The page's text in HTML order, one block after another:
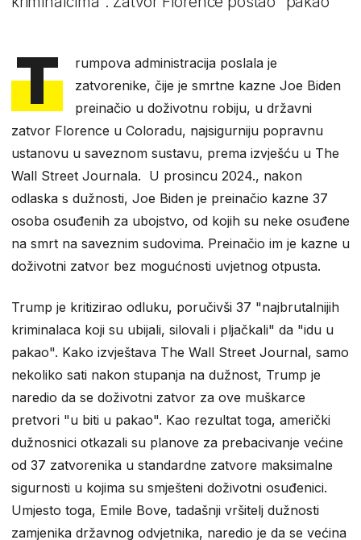
T
rumpova administracija poslala je
zatvorenike, čije je smrtne kazne Joe Biden
preinačio u doživotnu robiju, u državni
zatvor Florence u Coloradu, najsigurniju popravnu
ustanovu u saveznom sustavu, prema izvješću u The
Wall Street Journala. U prosincu 2024., nakon
odlaska s dužnosti, Joe Biden je preinačio kazne 37
osoba osuđenih za ubojstvo, od kojih su neke osuđene
na smrt na saveznim sudovima. Preinačio im je kazne u
doživotni zatvor bez mogućnosti uvjetnog otpusta.
Trump je kritizirao odluku, poručivši 37 "najbrutalnijih
kriminalaca koji su ubijali, silovali i pljačkali" da "idu u
pakao". Kako izvještava The Wall Street Journal, samo
nekoliko sati nakon stupanja na dužnost, Trump je
naredio da se doživotni zatvor za ove muškarce
pretvori "u biti u pakao". Kao rezultat toga, američki
dužnosnici otkazali su planove za prebacivanje većine
od 37 zatvorenika u standardne zatvore maksimalne
sigurnosti u kojima su smješteni doživotni osuđenici.
Umjesto toga, Emile Bove, tadašnji vršitelj dužnosti
zamjenika državnog odvjetnika, naredio je da se većina